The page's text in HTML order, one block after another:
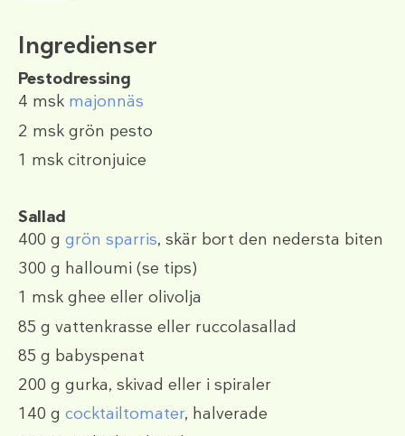
Ingredienser
Pestodressing
4 msk majonnäs
2 msk grön pesto
1 msk citronjuice
Sallad
400 g grön sparris, skär bort den nedersta biten
300 g halloumi (se tips)
1 msk ghee eller olivolja
85 g vattenkrasse eller ruccolasallad
85 g babyspenat
200 g gurka, skivad eller i spiraler
140 g cocktailtomater, halverade